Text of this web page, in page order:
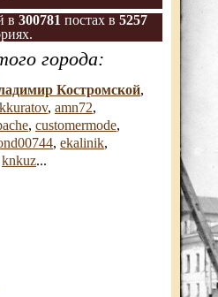
в 300781 постах в 5257
города:
Костромской,
, amn72,
, customermode,
, ekalinik,
knkuz...